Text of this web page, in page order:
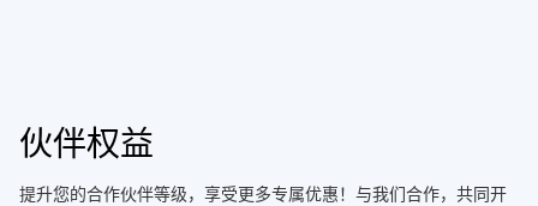
伙伴权益
提升您的合作伙伴等级，享受更多专属优惠！与我们合作，共同开